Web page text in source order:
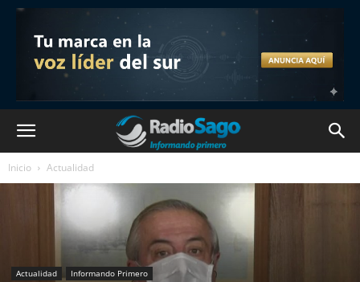
Inicio Actualidad
Actualidad Informando Primero